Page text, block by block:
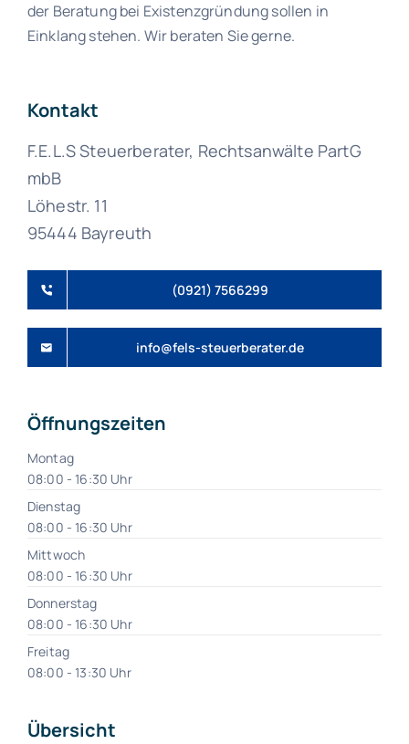
der Beratung bei Existenzgründung sollen in
Einklang stehen. Wir beraten Sie gerne.
Kontakt
F.E.L.S Steuerberater, Rechtsanwälte PartG
mbB
Löhestr. 11
95444 Bayreuth
(0921) 7566299
info@fels-steuerberater.de
Öffnungszeiten
Montag
08:00 - 16:30 Uhr
Dienstag
08:00 - 16:30 Uhr
Mittwoch
08:00 - 16:30 Uhr
Donnerstag
08:00 - 16:30 Uhr
Freitag
08:00 - 13:30 Uhr
Übersicht